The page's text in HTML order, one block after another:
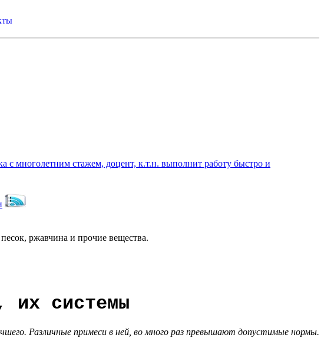
с многолетним стажем, доцент, к.т.н. выполнит работу быстро и
ржавчина и прочие вещества.
их системы
Различные примеси в ней, во много раз превышают допустимые нормы.